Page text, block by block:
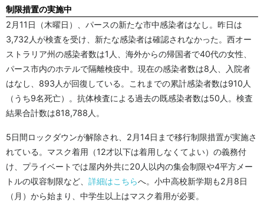
制限措置の実施中
2月11日（木曜日）、パースの新たな市中感染者はなし。昨日は
3,732人が検査を受け、新たな感染者は確認されなかった。西オー
ストラリア州の感染者数は1人、海外からの帰国者で40代の女性、
パース市内のホテルで隔離検疫中。現在の感染者数は8人、入院者
はなし、893人が回復している。これまでの累計感染者数は910人
（うち9名死亡）。抗体検査による過去の既感染者数は50人。検査
結果合計数は818,788人。
5日間ロックダウンが解除され、2月14日まで移行制限措置が実施さ
れている。マスク着用（12才以下は着用しなくてよい）の義務付
け、プライベートでは屋内外共に20人以内の集会制限や4平方メー
トルの収容制限など、 詳細はこちらへ。小中高校新学期も2月8日
（月）から始まり、中学生以上はマスク着用が必要。